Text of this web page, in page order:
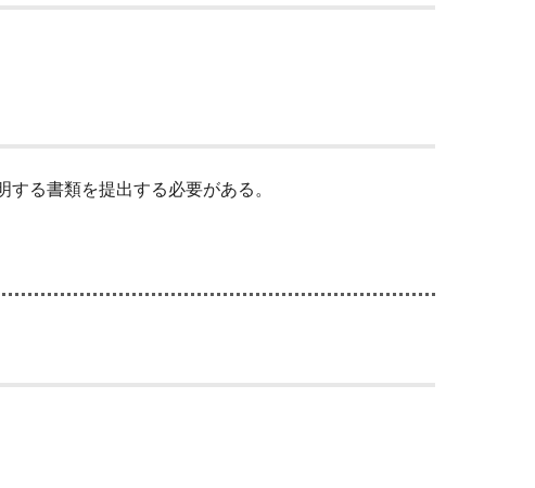
る書類を提出する必要がある。